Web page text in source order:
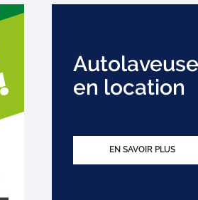
en location
EN SAVOIR PLUS